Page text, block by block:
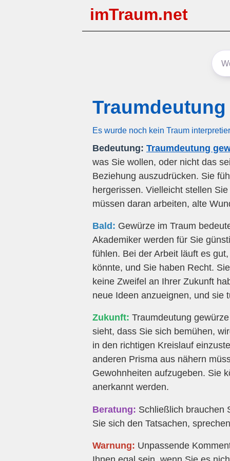
imTraum.net
Traumdeutung
Es wurde noch kein Traum
Bedeutung: Traumdeutung
was Sie wollen, oder nicht das
Beziehung auszudrücken. Sie
hergerissen. Vielleicht stellen
müssen daran arbeiten, alte
Bald: Gewürze im Traum
Akademiker werden für Sie
fühlen. Bei der Arbeit läuft es
könnte, und Sie haben Recht.
keine Zweifel an Ihrer Zukunft
neue Ideen anzueignen, und sie
Zukunft: Traumdeutung
sieht, dass Sie sich bemühen,
in den richtigen Kreislauf
anderen Prisma aus nähern
Gewohnheiten aufzugeben. Sie
anerkannt werden.
Beratung: Schließlich brauchen
Sie sich den Tatsachen,
Warnung: Unpassende